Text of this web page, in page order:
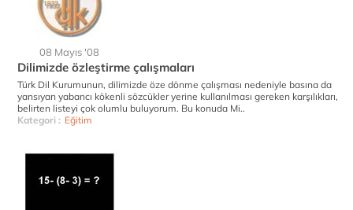
08 Mayıs '08
Dilimizde özleştirme çalışmaları
Türk Dil Kurumunun, dilimizde öze dönme çalışması nedeniyle basına da
yansıyan yabancı kökenli sözcükler yerine kullanılması gereken karşılıkları,
belirten listeyi çok olumlu buluyorum. Bu konuda Mi..
Kategori : Eğitim